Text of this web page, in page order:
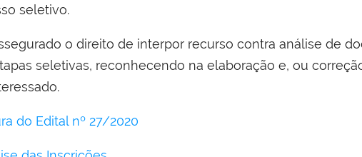
seletivo.
o direito de interpor recurso contra análise de
seletivas, reconhecendo na elaboração e, ou
do Edital nº 27/2020